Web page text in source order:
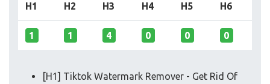
H1 H2 H3 H4 H5 H6
1 1 4 0 0 0
[H1] Tiktok Watermark Remover - Get Rid Of